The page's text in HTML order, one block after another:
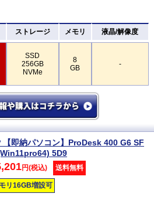
ストレージ メモリ 液晶/解像度
SSD
256GB
NVMe
8
GB
-
【即納パソコン】ProDesk 400 G6 SF
5D9
円(税込) 送料無料
リ16GB増設可